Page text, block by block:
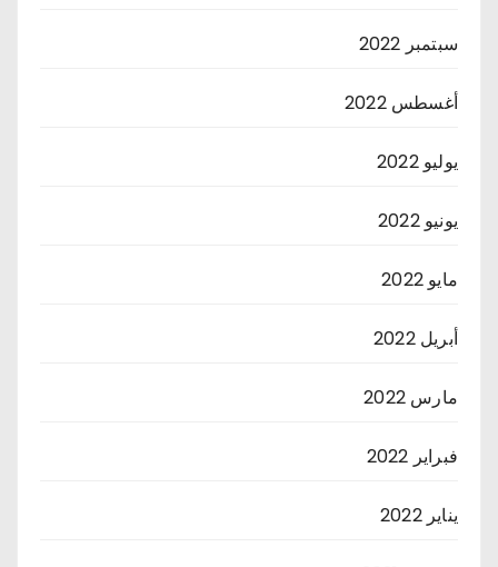
سبتمبر 2022
أغسطس 2022
يوليو 2022
يونيو 2022
مايو 2022
أبريل 2022
مارس 2022
فبراير 2022
يناير 2022